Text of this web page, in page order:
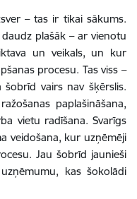
– tas ir tikai sākums.
plašāk – ar vienotu
un veikals, un kur
procesu. Tas viss –
vairs nav šķērslis.
paplašināšana,
vietu radīšana. Svarīgs
veidošana, kur uzņēmēji
Jau šobrīd jaunieši
kas šokolādi